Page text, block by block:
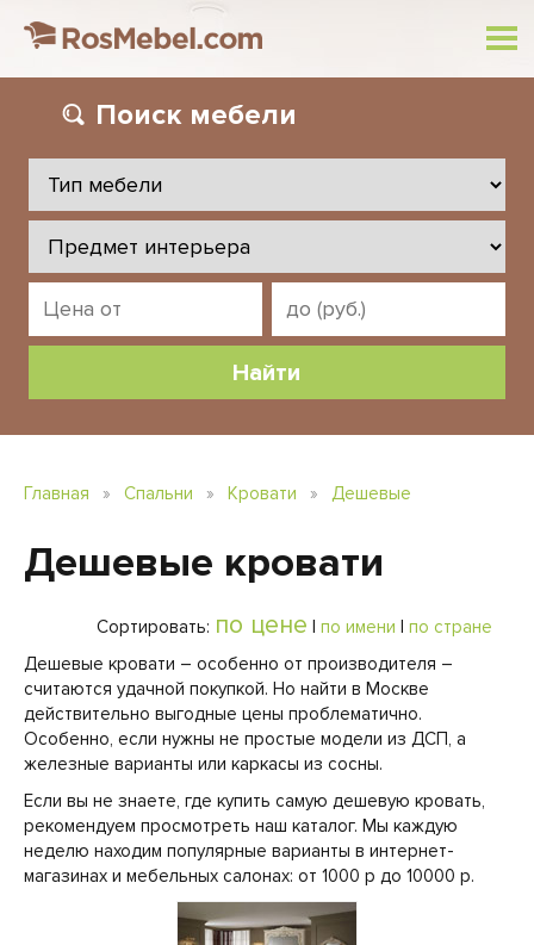
Поиск мебели
Главная » Спальни » Кровати » Дешевые
Дешевые кровати
Сортировать: по цене | по имени | по стране
Дешевые кровати – особенно от производителя –
считаются удачной покупкой. Но найти в Москве
действительно выгодные цены проблематично.
Особенно, если нужны не простые модели из ДСП, а
железные варианты или каркасы из сосны.
Если вы не знаете, где купить самую дешевую кровать,
рекомендуем просмотреть наш каталог. Мы каждую
неделю находим популярные варианты в интернет-
магазинах и мебельных салонах: от 1000 р до 10000 р.